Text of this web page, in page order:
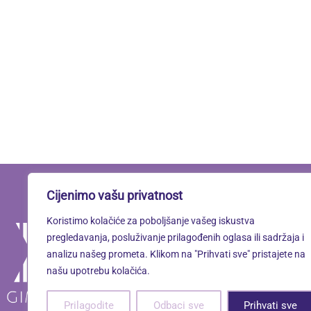
Cijenimo vašu privatnost
Koristimo kolačiće za poboljšanje vašeg iskustva
pregledavanja, posluživanje prilagođenih oglasa ili sadržaja i
analizu našeg prometa. Klikom na "Prihvati sve" pristajete na
našu upotrebu kolačića.
Prilagodite Odbaci sve Prihvati sve
Linkovi
Oximoron